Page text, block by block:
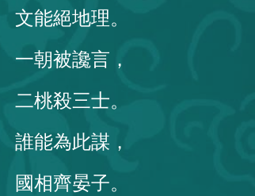
文能絕地理。
一朝被讒言，
二桃殺三士。
誰能為此謀，
國相齊晏子。